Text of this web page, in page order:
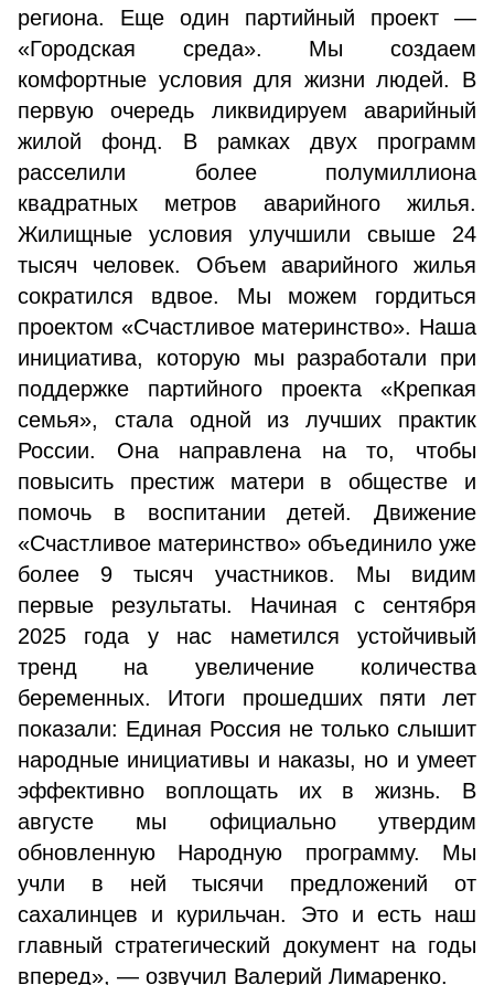
региона. Еще один партийный проект —
«Городская среда». Мы создаем
комфортные условия для жизни людей. В
первую очередь ликвидируем аварийный
жилой фонд. В рамках двух программ
расселили более полумиллиона
квадратных метров аварийного жилья.
Жилищные условия улучшили свыше 24
тысяч человек. Объем аварийного жилья
сократился вдвое. Мы можем гордиться
проектом «Счастливое материнство». Наша
инициатива, которую мы разработали при
поддержке партийного проекта «Крепкая
семья», стала одной из лучших практик
России. Она направлена на то, чтобы
повысить престиж матери в обществе и
помочь в воспитании детей. Движение
«Счастливое материнство» объединило уже
более 9 тысяч участников. Мы видим
первые результаты. Начиная с сентября
2025 года у нас наметился устойчивый
тренд на увеличение количества
беременных. Итоги прошедших пяти лет
показали: Единая Россия не только слышит
народные инициативы и наказы, но и умеет
эффективно воплощать их в жизнь. В
августе мы официально утвердим
обновленную Народную программу. Мы
учли в ней тысячи предложений от
сахалинцев и курильчан. Это и есть наш
главный стратегический документ на годы
вперед», — озвучил Валерий Лимаренко.